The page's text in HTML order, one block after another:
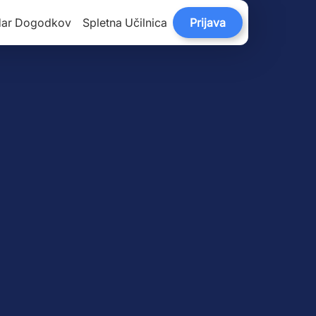
Dogodkov Spletna Učilnica Prijava